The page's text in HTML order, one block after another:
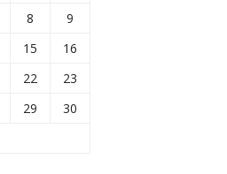
8
9
15
16
22
23
29
30